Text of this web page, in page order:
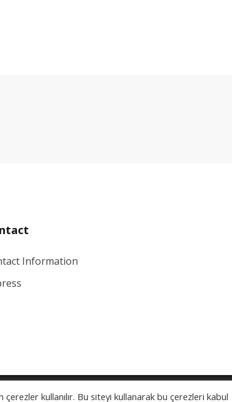
Information
kullanılır. Bu siteyi kullanarak bu çerezleri kabul